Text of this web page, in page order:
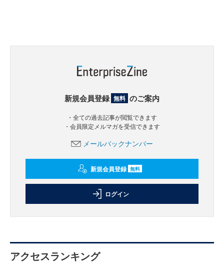
新規会員登録 無料 のご案内
・全ての過去記事が閲覧できます
・会員限定メルマガを受信できます
メールバックナンバー
新規会員登録 無料
ログイン
アクセスランキング